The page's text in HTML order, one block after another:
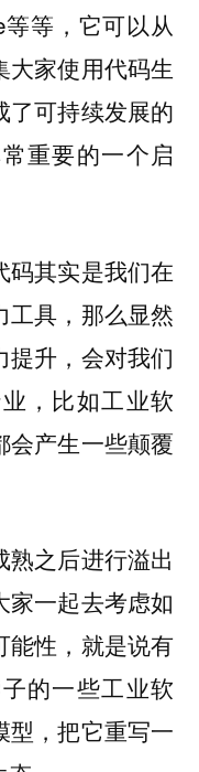
等等，它可以从
家使用代码生
了可持续发展的
重要的一个启
码其实是我们在
工具 ，那么显然
升，会对我们
，比如工业软
会产生一些颠覆
之后进行溢出
一起去考虑如
能性，就是说有
的一些工业软
型，把它重写一